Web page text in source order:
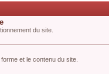
du site.
et le contenu du site.